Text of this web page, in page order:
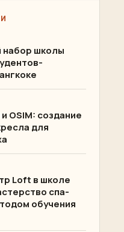
набор школы
OSIM: создание
для
Loft в школе
спа-
обучения